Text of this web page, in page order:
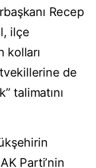
Recep
ilçe
kolları
de
talimatını
Parti’nin